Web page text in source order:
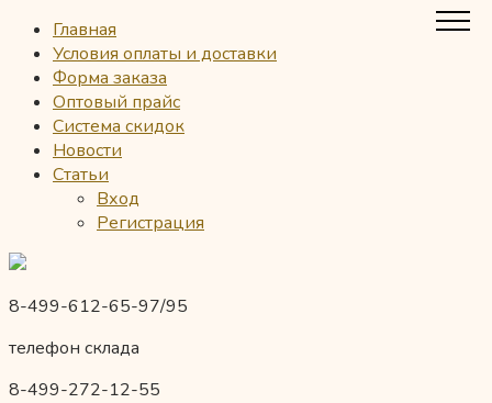
Главная
Условия оплаты и доставки
Форма заказа
Оптовый прайс
Система скидок
Новости
Статьи
Вход
Регистрация
8-499-612-65-97/95
телефон склада
8-499-272-12-55